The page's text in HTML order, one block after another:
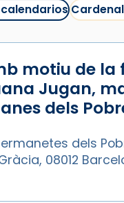
Les Santes de
de Barcelona is at
motiu de
Jugan,
dels
dels
08012